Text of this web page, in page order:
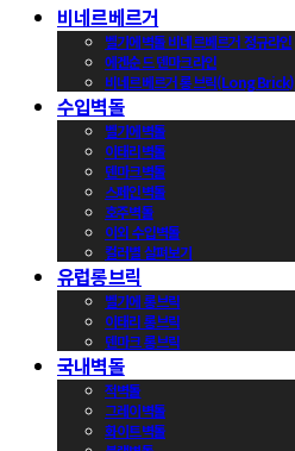
비네르베르거
벨기에벽돌 비네르베르거 정규라인
에겐순드 덴마크라인
비네르베르거 롱브릭(Long Brick)
수입벽돌
벨기에벽돌
이태리벽돌
덴마크벽돌
스페인벽돌
호주벽돌
이외 수입벽돌
컬러별 살펴보기
유럽롱브릭
벨기에 롱브릭
이태리 롱브릭
덴마크 롱브릭
국내벽돌
적벽돌
그레이벽돌
화이트벽돌